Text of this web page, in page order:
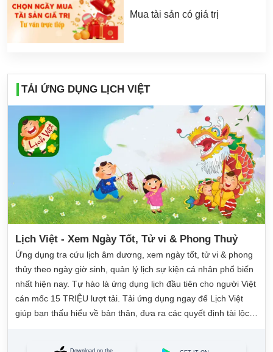
Mua tài sản có giá trị
TẢI ỨNG DỤNG LỊCH VIỆT
Lịch Việt - Xem Ngày Tốt, Tử vi & Phong Thuỷ
Ứng dụng tra cứu lịch âm dương, xem ngày tốt, tử vi & phong
thủy theo ngày giờ sinh, quản lý lịch sự kiện cá nhân phổ biến
nhất hiện nay. Tự hào là ứng dụng lịch đầu tiên cho người Việt
cán mốc 15 TRIỆU lượt tải. Tải ứng dụng ngay để Lịch Việt
giúp bạn thấu hiểu về bản thân, đưa ra các quyết định tài lộc,
Download on the